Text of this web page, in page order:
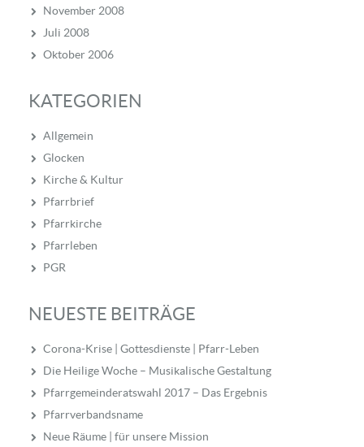
November 2008
Juli 2008
Oktober 2006
KATEGORIEN
Allgemein
Glocken
Kirche & Kultur
Pfarrbrief
Pfarrkirche
Pfarrleben
PGR
NEUESTE BEITRÄGE
Corona-Krise | Gottesdienste | Pfarr-Leben
Die Heilige Woche – Musikalische Gestaltung
Pfarrgemeinderatswahl 2017 – Das Ergebnis
Pfarrverbandsname
Neue Räume | für unsere Mission